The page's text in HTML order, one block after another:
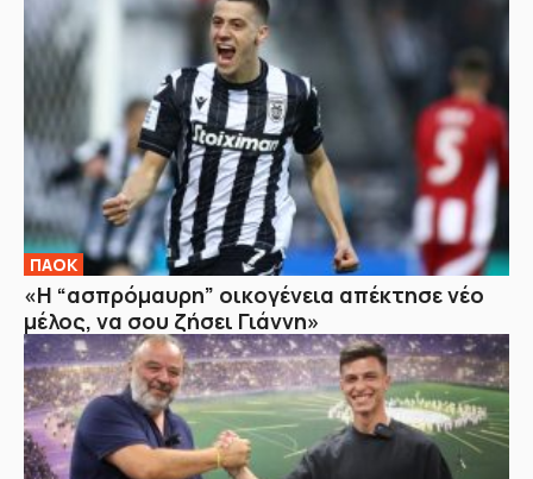
ΠΑΟΚ
«Η “ασπρόμαυρη” οικογένεια απέκτησε νέο
μέλος, να σου ζήσει Γιάννη»